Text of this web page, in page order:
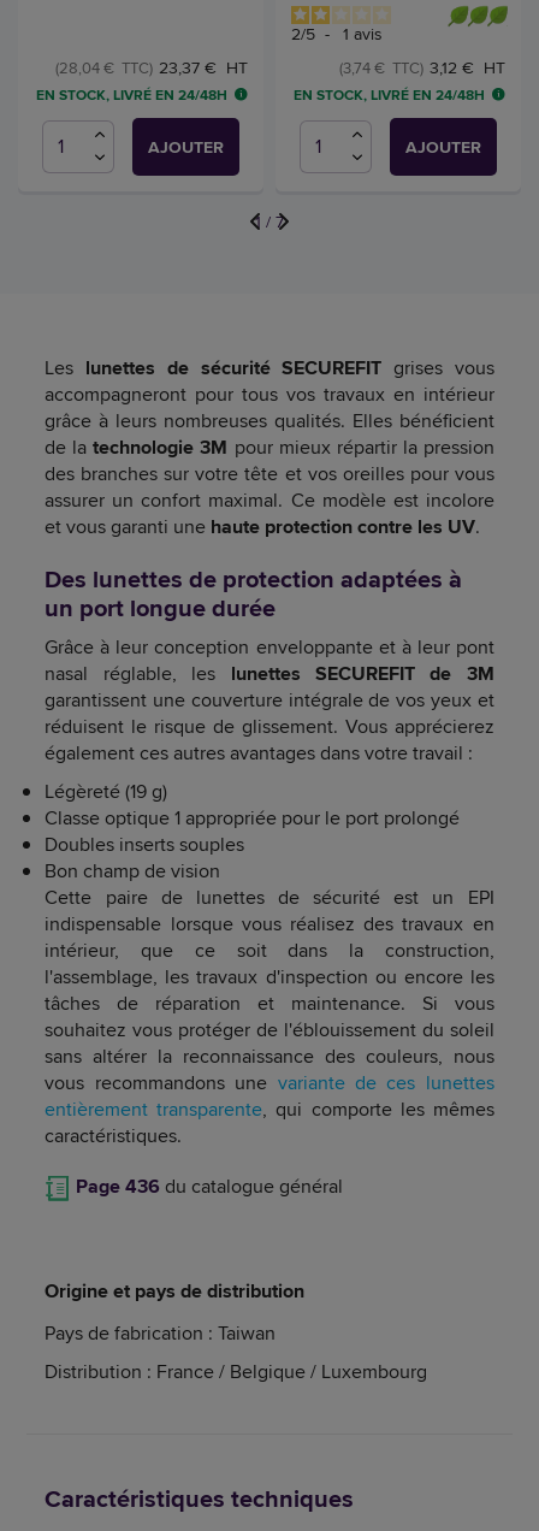
23,37 € HT
(28,04 € TTC)
EN STOCK, LIVRÉ EN 24/48H
AJOUTER
2/5 - 1 avis
3,12 € HT
(3,74 € TTC)
EN STOCK, LIVRÉ EN 24/48H
AJOUTER
1 / 7
Les lunettes de sécurité SECUREFIT grises vous
accompagneront pour tous vos travaux en intérieur
grâce à leurs nombreuses qualités. Elles bénéficient
de latechnologie 3M pour mieux répartir la pression
des branches sur votre tête et vos oreilles pour vous
assurer un confort maximal. Ce modèle est incolore
et vous garanti une haute protection contre les UV.
Des lunettes de protection adaptées à
un port longue durée
Grâce à leur conception enveloppante et à leur pont
nasal réglable, les lunettes SECUREFIT de 3M
garantissent une couverture intégrale de vos yeux et
réduisent le risque de glissement. Vous apprécierez
également ces autres avantages dans votre travail :
Légèreté (19 g)
Classe optique 1 appropriée pour le port prolongé
Doubles inserts souples
Bon champ de vision
Cette paire de lunettes de sécurité est un EPI
indispensable lorsque vous réalisez des travaux en
intérieur, que ce soit dans la construction,
l'assemblage, les travaux d'inspection ou encore les
tâches de réparation et maintenance. Si vous
souhaitez vous protéger de l'éblouissement du soleil
sans altérer la reconnaissance des couleurs, nous
vous recommandons une variante de ces lunettes
entièrement transparente, qui comporte les mêmes
caractéristiques.
Page 436 du catalogue général
Origine et pays de distribution
Pays de fabrication : Taiwan
Distribution : France / Belgique / Luxembourg
Caractéristiques techniques